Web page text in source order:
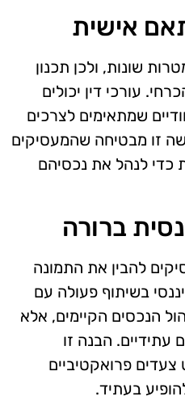
אישית
שונות, ולכן תכנון
עורכי דין יכולים
שמתאימים לצרכים
זו מבטיחה שהמעסיקים
כדי לנהל את נכסיהם
ברורה
להבין את התמונה
בשיתוף פעולה עם
הנכסים הקיימים, אלא
הבנה זו
פרואקטיביים
בעתיד.